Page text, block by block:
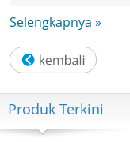
- Lightweight for
listening hours
- Match your style
- Experience
- Shiny metallic
- frequency range :
Selengkapnya »
Produk Terkini